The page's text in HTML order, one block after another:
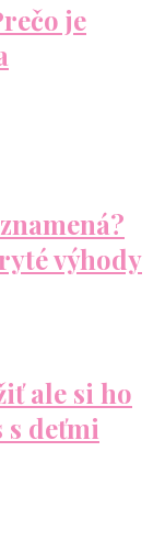
je
výhody
ale si ho
deťmi